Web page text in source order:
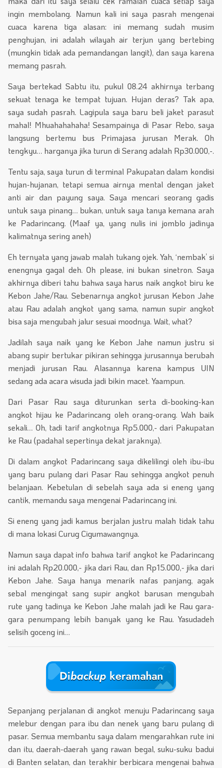
ingin membolang. Namun kali ini saya pasrah mengenai
cuaca karena tiga alasan: ini memang sudah musim
penghujan, ini adalah wilayah air terjun yang bertebing
(mungkin tidak ada pemandangan langit), dan saya karena
memang pasrah.
Saya bertekad Sabtu itu, pukul 08.24 akhirnya terbang
sekuat tenaga ke tempat tujuan. Hujan deras? Tak apa,
saya sudah pasrah. Lagipula saya baru beli jaket parasut
mahal! Mhuahahahaha! Sesampainya di Pasar Rebo, saya
langsung bertemu bus Primajasa jurusan Merak. Oh
tengkyu… harganya jika turun di Serang adalah Rp30.000,-.
Tentu saja, saya turun di terminal Pakupatan dalam kondisi
hujan-hujanan, tetapi semua airnya mental dengan jaket
anti air dan payung saya. Saya mencari seorang gadis
untuk saya pinang… bukan, untuk saya tanya kemana arah
ke Padarincang. (Maaf ya, yang nulis ini jomblo jadinya
kalimatnya sering aneh)
Eh ternyata yang jawab malah tukang ojek. Yah, ‘nembak’ si
enengnya gagal deh. Oh please, ini bukan sinetron. Saya
akhirnya diberi tahu bahwa saya harus naik angkot biru ke
Kebon Jahe/Rau. Sebenarnya angkot jurusan Kebon Jahe
atau Rau adalah angkot yang sama, namun supir angkot
bisa saja mengubah jalur sesuai moodnya. Wait, what?
Jadilah saya naik yang ke Kebon Jahe namun justru si
abang supir bertukar pikiran sehingga jurusannya berubah
menjadi jurusan Rau. Alasannya karena kampus UIN
sedang ada acara wisuda jadi bikin macet. Yaampun.
Dari Pasar Rau saya diturunkan serta di-booking-kan
angkot hijau ke Padarincang oleh orang-orang. Wah baik
sekali… Oh, tadi tarif angkotnya Rp5.000,- dari Pakupatan
ke Rau (padahal sepertinya dekat jaraknya).
Di dalam angkot Padarincang saya dikelilingi oleh ibu-ibu
yang baru pulang dari Pasar Rau sehingga angkot penuh
belanjaan. Kebetulan di sebelah saya ada si eneng yang
cantik, memandu saya mengenai Padarincang ini.
Si eneng yang jadi kamus berjalan justru malah tidak tahu
di mana lokasi Curug Cigumawangnya.
Namun saya dapat info bahwa tarif angkot ke Padarincang
ini adalah Rp20.000,- jika dari Rau, dan Rp15.000,- jika dari
Kebon Jahe. Saya hanya menarik nafas panjang, agak
sebal mengingat sang supir angkot barusan mengubah
rute yang tadinya ke Kebon Jahe malah jadi ke Rau gara-
gara penumpang lebih banyak yang ke Rau. Yasudadeh
selisih goceng ini…
Dibackup keramahan
Sepanjang perjalanan di angkot menuju Padarincang saya
melebur dengan para ibu dan nenek yang baru pulang di
pasar. Semua membantu saya dalam mengarahkan rute ini
dan itu, daerah-daerah yang rawan begal, suku-suku badui
di Banten selatan, dan terakhir berbicara mengenai bahwa